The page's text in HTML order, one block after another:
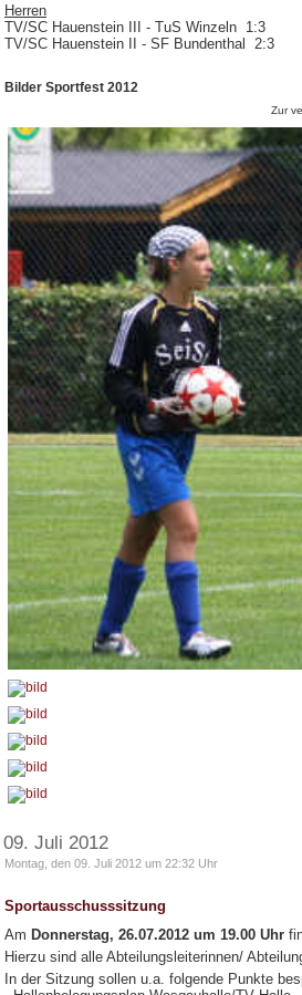
Herren
TV/SC Hauenstein III - TuS Winzeln 1:3
TV/SC Hauenstein II - SF Bundenthal 2:3
Bilder Sportfest 2012
Zur
09. Juli 2012
Montag, den 09. Juli 2012 um 22:32 Uhr
Sportausschusssitzung
Am Donnerstag, 26.07.2012 um 19.00 Uhr
Hierzu sind alle Abteilungsleiterinnen/
In der Sitzung sollen u.a. folgende Punkte